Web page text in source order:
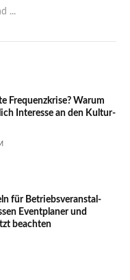
...
Frequenzkrise? Warum
Inte­resse an den Kultur­
für Betriebs­ver­an­stal­
Event­planer und
beachten